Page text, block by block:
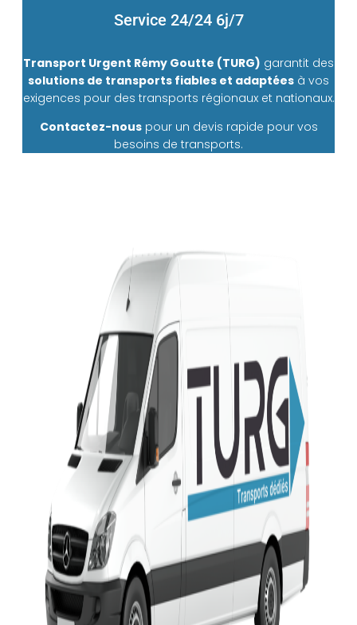
Service 24/24 6j/7
Transport Urgent Rémy Goutte (TURG) garantit des
solutions de transports fiables et adaptées à vos
exigences pour des transports régionaux et nationaux.
Contactez-nouspour un devis rapide pour vos
besoins de transports.